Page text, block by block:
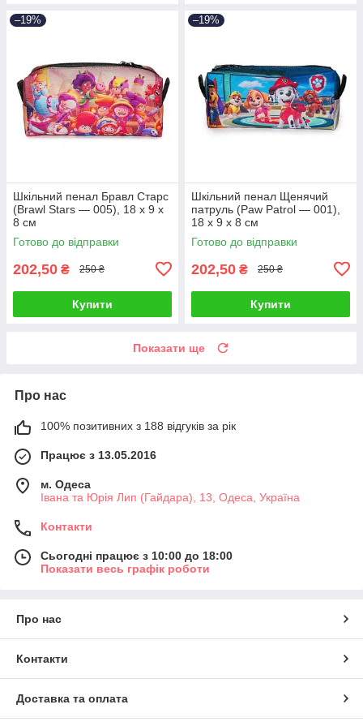
–19%
Шкільний пенал Бравл Старс
(Brawl Stars — 005), 18 х 9 х
8 см
Готово до відправки
202,50 ₴ 250 ₴
Купити
–19%
Шкільний пенал Щенячий
патруль (Paw Patrol — 001),
18 х 9 х 8 см
Готово до відправки
202,50 ₴ 250 ₴
Купити
Показати ще
Про нас
100% позитивних з 188 відгуків за рік
Працює з 13.05.2016
м. Одеса
Івана та Юрія Лип (Гайдара), 13, Одеса, Україна
Контакти
Сьогодні працює з 10:00 до 18:00
Показати весь графік роботи
Про нас
Контакти
Доставка та оплата